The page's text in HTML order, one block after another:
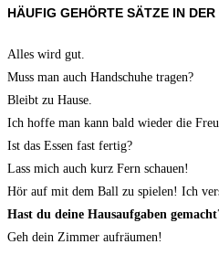
HÄUFIG GEHÖRTE SÄTZE IN
Alles wird gut.
Muss man auch Handschuhe tragen?
Bleibt zu Hause.
Ich hoffe man kann bald wieder die
Ist das Essen fast fertig?
Lass mich auch kurz Fern schauen!
Hör auf mit dem Ball zu spielen! Ich
Hast du deine Hausaufgaben
Geh dein Zimmer aufräumen!